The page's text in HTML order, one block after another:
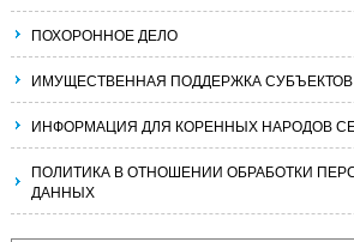
ПОХОРОННОЕ ДЕЛО
ИМУЩЕСТВЕННАЯ ПОДДЕРЖКА
ИНФОРМАЦИЯ ДЛЯ КОРЕННЫХ НАРОДОВ
ПОЛИТИКА В ОТНОШЕНИИ ОБРАБОТКИ
ДАННЫХ